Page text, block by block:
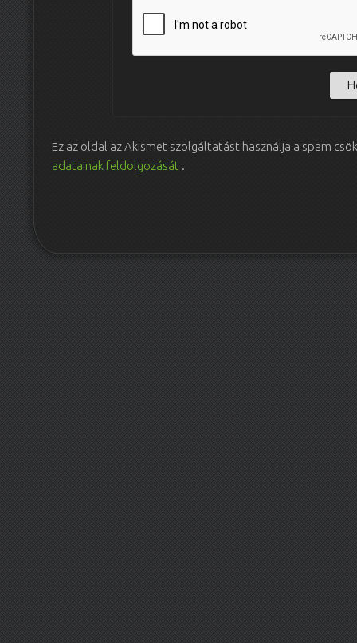
Ez az oldal az Akismet szolgáltatást használja a spam
adatainak feldolgozását .